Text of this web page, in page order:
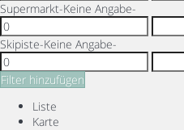
Supermarkt-Keine Angabe-
Skipiste-Keine Angabe-
Filter hinzufügen
Liste
Karte